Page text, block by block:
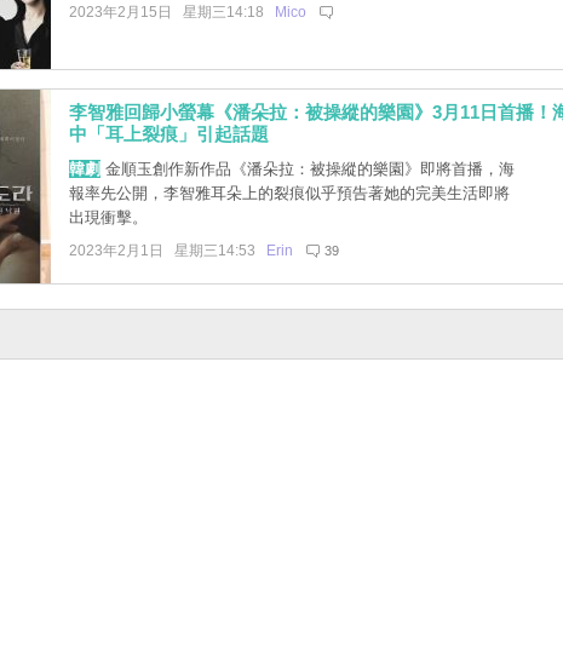
2023年2月15日 星期三14:18 Mico
李智雅回歸小螢幕《潘朵拉：被操縱的樂園》3月11日首播！
中「耳上裂痕」引起話題
韓劇 金順玉創作新作品《潘朵拉：被操縱的樂園》即將首播，海
報率先公開，李智雅耳朵上的裂痕似乎預告著她的完美生活即將
出現衝擊。
2023年2月1日 星期三14:53 Erin 39